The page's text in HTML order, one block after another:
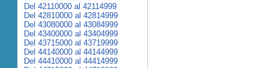
Del 42110000 al 42114999
Del 42810000 al 42814999
Del 43080000 al 43084999
Del 43400000 al 43404999
Del 43715000 al 43719999
Del 44140000 al 44144999
Del 44410000 al 44414999